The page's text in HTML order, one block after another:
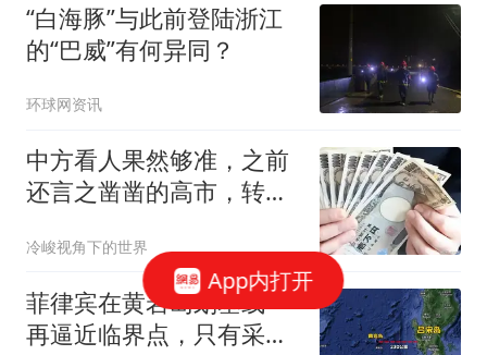
“白海豚”与此前登陆浙江
的“巴威”有何异同？
环球网资讯
中方看人果然够准，之前
还言之凿凿的高市，转头
冷峻视角下的世界
菲律宾在黄岩岛划基线一
再逼近临界点，只有采取
App内打开